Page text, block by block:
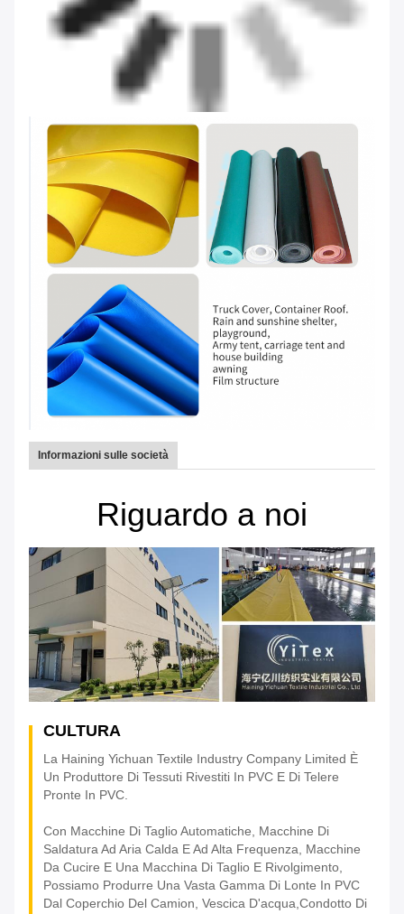
Informazioni sulle società
Riguardo a noi
CULTURA
La Haining Yichuan Textile Industry Company Limited È
Un Produttore Di Tessuti Rivestiti In PVC E Di Telere
Pronte In PVC.
Con Macchine Di Taglio Automatiche, Macchine Di
Saldatura Ad Aria Calda E Ad Alta Frequenza, Macchine
Da Cucire E Una Macchina Di Taglio E Rivolgimento,
Possiamo Produrre Una Vasta Gamma Di Lonte In PVC
Dal Coperchio Del Camion, Vescica D'acqua,condotto Di